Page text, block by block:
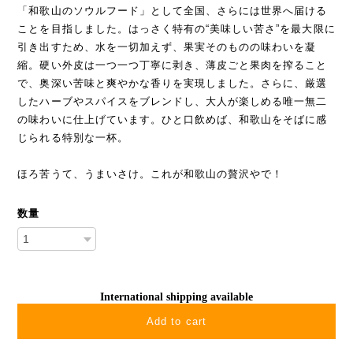
「和歌山のソウルフード」として全国、さらには世界へ届ける
ことを目指しました。はっさく特有の“美味しい苦さ”を最大限に
引き出すため、水を一切加えず、果実そのものの味わいを凝
縮。硬い外皮は一つ一つ丁寧に剥き、薄皮ごと果肉を搾ること
で、奥深い苦味と爽やかな香りを実現しました。さらに、厳選
したハーブやスパイスをブレンドし、大人が楽しめる唯一無二
の味わいに仕上げています。ひと口飲めば、和歌山をそばに感
じられる特別な一杯。
ほろ苦うて、うまいさけ。これが和歌山の贅沢やで！
数量
International shipping available
Add to cart